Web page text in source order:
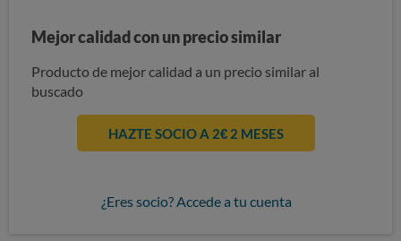
Mejor calidad con un precio similar
Producto de mejor calidad a un precio similar al
buscado
HAZTE SOCIO A 2€ 2 MESES
¿Eres socio? Accede a tu cuenta